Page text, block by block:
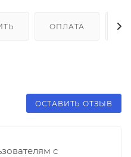
ОПЛАТА
ОСТАВИТЬ ОТЗЫВ
с